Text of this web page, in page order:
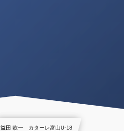
益田 欧一 カターレ富山U-18